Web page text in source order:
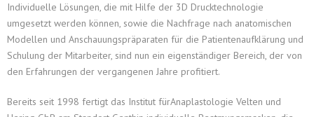
Individuelle Lösungen, die mit Hilfe der 3D Drucktechnologie
umgesetzt werden können, sowie die Nachfrage nach anatomischen
Modellen und Anschauungspräparaten für die Patientenaufklärung und
Schulung der Mitarbeiter, sind nun ein eigenständiger Bereich, der von
den Erfahrungen der vergangenen Jahre profitiert.
Bereits seit 1998 fertigt das Institut fürAnaplastologie Velten und